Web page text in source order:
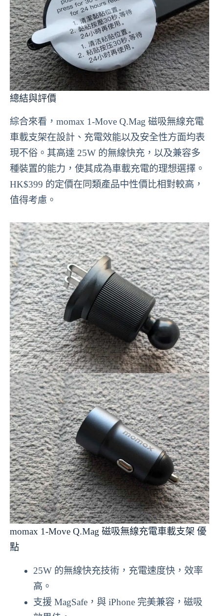
總結與評價
綜合來看，momax 1-Move Q.Mag 磁吸無線充電
車載支架在設計、充電效能以及安全性方面均表
現不俗。其高達 25W 的無線快充，以及兼容多
種裝置的能力，使其成為車載充電的理想選擇。
HK$399 的定價在同類產品中性價比相對較高，
值得考慮。
momax 1-Move Q.Mag 磁吸無線充電車載支架 優
點
25W 的無線快充技術，充電速度快，效率
高。
支援 MagSafe，與 iPhone 完美兼容，磁吸